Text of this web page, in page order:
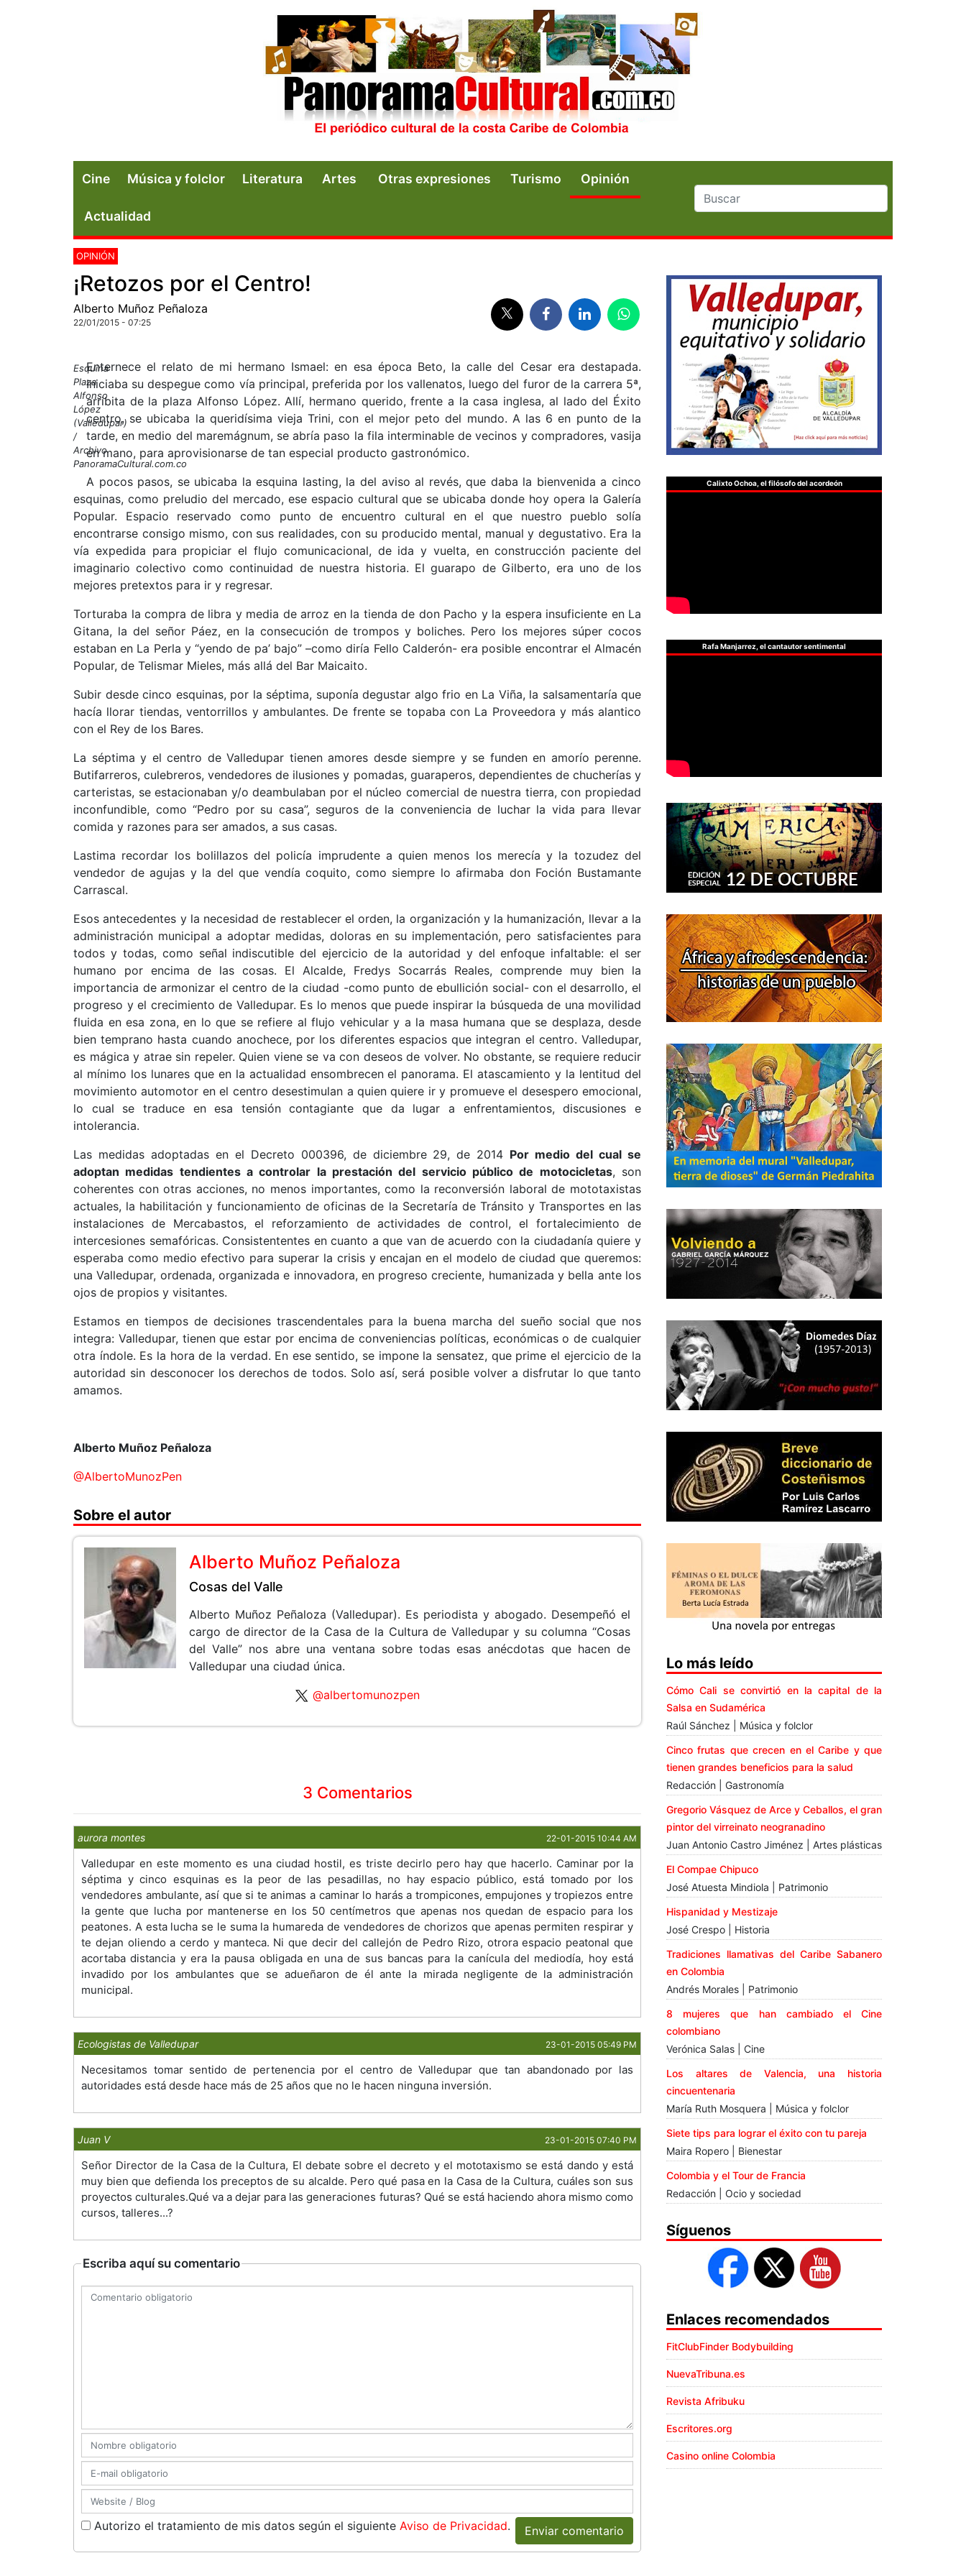
Cine Música y folclor Literatura Artes Otras expresiones Turismo Opinión
Actualidad
OPINIÓN
¡Retozos por el Centro!
Alberto Muñoz Peñaloza
22/01/2015 - 07:25
Esquina
Plaza
Alfonso
López
(Valledupar)
/
Archivo
PanoramaCultural.com.co
Enternece el relato de mi hermano Ismael: en esa época Beto, la calle del Cesar era destapada.
Iniciaba su despegue como vía principal, preferida por los vallenatos, luego del furor de la carrera 5ª,
arribita de la plaza Alfonso López. Allí, hermano querido, frente a la casa inglesa, al lado del Éxito
centro, se ubicaba la queridísima vieja Trini, con el mejor peto del mundo. A las 6 en punto de la
tarde, en medio del maremágnum, se abría paso la fila interminable de vecinos y compradores, vasija
en mano, para aprovisionarse de tan especial producto gastronómico.
A pocos pasos, se ubicaba la esquina lasting, la del aviso al revés, que daba la bienvenida a cinco
esquinas, como preludio del mercado, ese espacio cultural que se ubicaba donde hoy opera la Galería
Popular. Espacio reservado como punto de encuentro cultural en el que nuestro pueblo solía
encontrarse consigo mismo, con sus realidades, con su producido mental, manual y degustativo. Era la
vía expedida para propiciar el flujo comunicacional, de ida y vuelta, en construcción paciente del
imaginario colectivo como continuidad de nuestra historia. El guarapo de Gilberto, era uno de los
mejores pretextos para ir y regresar.
Torturaba la compra de libra y media de arroz en la tienda de don Pacho y la espera insuficiente en La
Gitana, la del señor Páez, en la consecución de trompos y boliches. Pero los mejores súper cocos
estaban en La Perla y “yendo de pa’ bajo” –como diría Fello Calderón- era posible encontrar el Almacén
Popular, de Telismar Mieles, más allá del Bar Maicaito.
Subir desde cinco esquinas, por la séptima, suponía degustar algo frio en La Viña, la salsamentaría que
hacía llorar tiendas, ventorrillos y ambulantes. De frente se topaba con La Proveedora y más alantico
con el Rey de los Bares.
La séptima y el centro de Valledupar tienen amores desde siempre y se funden en amorío perenne.
Butifarreros, culebreros, vendedores de ilusiones y pomadas, guaraperos, dependientes de chucherías y
carteristas, se estacionaban y/o deambulaban por el núcleo comercial de nuestra tierra, con propiedad
inconfundible, como “Pedro por su casa”, seguros de la conveniencia de luchar la vida para llevar
comida y razones para ser amados, a sus casas.
Lastima recordar los bolillazos del policía imprudente a quien menos los merecía y la tozudez del
vendedor de agujas y la del que vendía coquito, como siempre lo afirmaba don Foción Bustamante
Carrascal.
Esos antecedentes y la necesidad de restablecer el orden, la organización y la humanización, llevar a la
administración municipal a adoptar medidas, doloras en su implementación, pero satisfacientes para
todos y todas, como señal indiscutible del ejercicio de la autoridad y del enfoque infaltable: el ser
humano por encima de las cosas. El Alcalde, Fredys Socarrás Reales, comprende muy bien la
importancia de armonizar el centro de la ciudad -como punto de ebullición social- con el desarrollo, el
progreso y el crecimiento de Valledupar. Es lo menos que puede inspirar la búsqueda de una movilidad
fluida en esa zona, en lo que se refiere al flujo vehicular y a la masa humana que se desplaza, desde
bien temprano hasta cuando anochece, por los diferentes espacios que integran el centro. Valledupar,
es mágica y atrae sin repeler. Quien viene se va con deseos de volver. No obstante, se requiere reducir
al mínimo los lunares que en la actualidad ensombrecen el panorama. El atascamiento y la lentitud del
movimiento automotor en el centro desestimulan a quien quiere ir y promueve el desespero emocional,
lo cual se traduce en esa tensión contagiante que da lugar a enfrentamientos, discusiones e
intolerancia.
Las medidas adoptadas en el Decreto 000396, de diciembre 29, de 2014 Por medio del cual se
adoptan medidas tendientes a controlar la prestación del servicio público de motocicletas, son
coherentes con otras acciones, no menos importantes, como la reconversión laboral de mototaxistas
actuales, la habilitación y funcionamiento de oficinas de la Secretaría de Tránsito y Transportes en las
instalaciones de Mercabastos, el reforzamiento de actividades de control, el fortalecimiento de
intercesiones semafóricas. Consistententes en cuanto a que van de acuerdo con la ciudadanía quiere y
esperaba como medio efectivo para superar la crisis y encajan en el modelo de ciudad que queremos:
una Valledupar, ordenada, organizada e innovadora, en progreso creciente, humanizada y bella ante los
ojos de propios y visitantes.
Estamos en tiempos de decisiones trascendentales para la buena marcha del sueño social que nos
integra: Valledupar, tienen que estar por encima de conveniencias políticas, económicas o de cualquier
otra índole. Es la hora de la verdad. En ese sentido, se impone la sensatez, que prime el ejercicio de la
autoridad sin desconocer los derechos de todos. Solo así, será posible volver a disfrutar lo que tanto
amamos.
Alberto Muñoz Peñaloza
@AlbertoMunozPen
Sobre el autor
Alberto Muñoz Peñaloza
Cosas del Valle
Alberto Muñoz Peñaloza (Valledupar). Es periodista y abogado. Desempeñó el
cargo de director de la Casa de la Cultura de Valledupar y su columna “Cosas
del Valle” nos abre una ventana sobre todas esas anécdotas que hacen de
Valledupar una ciudad única.
@albertomunozpen
3 Comentarios
aurora montes 22-01-2015 10:44 AM
Valledupar en este momento es una ciudad hostil, es triste decirlo pero hay que hacerlo. Caminar por la
séptima y cinco esquinas es la peor de las pesadillas, no hay espacio público, está tomado por los
vendedores ambulante, así que si te animas a caminar lo harás a trompicones, empujones y tropiezos entre
la gente que lucha por mantenerse en los 50 centímetros que apenas nos quedan de espacio para los
peatones. A esta lucha se le suma la humareda de vendedores de chorizos que apenas permiten respirar y
te dejan oliendo a cerdo y manteca. Ni que decir del callejón de Pedro Rizo, otrora espacio peatonal que
acortaba distancia y era la pausa obligada en una de sus bancas para la canícula del mediodía, hoy está
invadido por los ambulantes que se adueñaron de él ante la mirada negligente de la administración
municipal.
Ecologistas de Valledupar 23-01-2015 05:49 PM
Necesitamos tomar sentido de pertenencia por el centro de Valledupar que tan abandonado por las
autoridades está desde hace más de 25 años que no le hacen ninguna inversión.
Juan V 23-01-2015 07:40 PM
Señor Director de la Casa de la Cultura, El debate sobre el decreto y el mototaxismo se está dando y está
muy bien que defienda los preceptos de su alcalde. Pero qué pasa en la Casa de la Cultura, cuáles son sus
proyectos culturales.Qué va a dejar para las generaciones futuras? Qué se está haciendo ahora mismo como
cursos, talleres...?
Escriba aquí su comentario
Autorizo el tratamiento de mis datos según el siguiente Aviso de Privacidad. Enviar comentario
Calixto Ochoa, el filósofo del acordeón
Rafa Manjarrez, el cantautor sentimental
Lo más leído
Cómo Cali se convirtió en la capital de la
Salsa en Sudamérica
Raúl Sánchez | Música y folclor
Cinco frutas que crecen en el Caribe y que
tienen grandes beneficios para la salud
Redacción | Gastronomía
Gregorio Vásquez de Arce y Ceballos, el gran
pintor del virreinato neogranadino
Juan Antonio Castro Jiménez | Artes plásticas
El Compae Chipuco
José Atuesta Mindiola | Patrimonio
Hispanidad y Mestizaje
José Crespo | Historia
Tradiciones llamativas del Caribe Sabanero
en Colombia
Andrés Morales | Patrimonio
8 mujeres que han cambiado el Cine
colombiano
Verónica Salas | Cine
Los altares de Valencia, una historia
cincuentenaria
María Ruth Mosquera | Música y folclor
Siete tips para lograr el éxito con tu pareja
Maira Ropero | Bienestar
Colombia y el Tour de Francia
Redacción | Ocio y sociedad
Síguenos
Enlaces recomendados
FitClubFinder Bodybuilding
NuevaTribuna.es
Revista Afribuku
Escritores.org
Casino online Colombia